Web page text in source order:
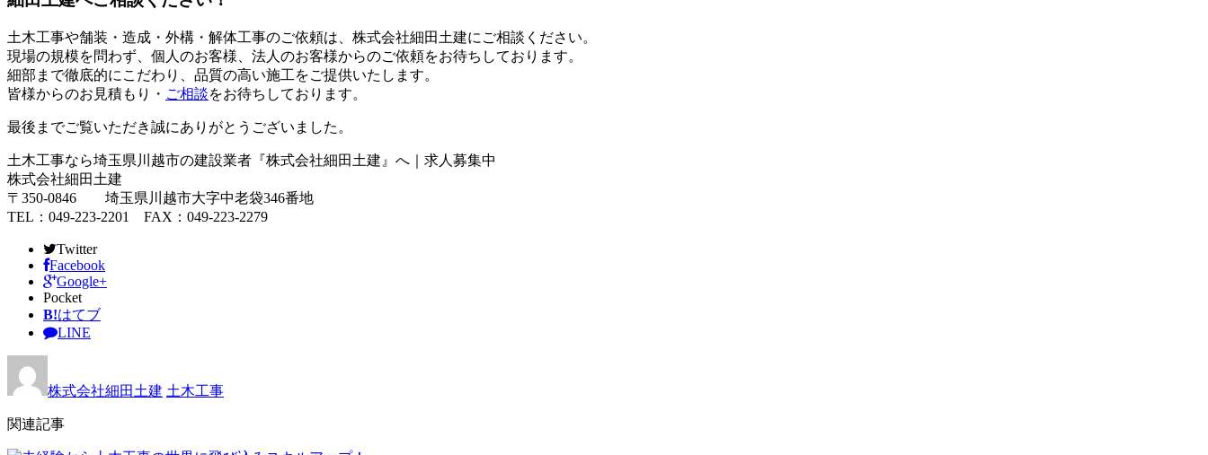
土木工事や舗装・造成・外構・解体工事のご依頼は、株式会社細田土建にご相談ください。
現場の規模を問わず、個人のお客様、法人のお客様からのご依頼をお待ちしております。
細部まで徹底的にこだわり、品質の高い施工をご提供いたします。
皆様からのお見積もり・ ご相談をお待ちしております。
最後までご覧いただき誠にありがとうございました。
土木工事なら埼玉県川越市の建設業者『株式会社細田土建』へ｜求人募集中
株式会社細田土建
〒350-0846 埼玉県川越市大字中老袋346番地
TEL：049-223-2201 FAX：049-223-2279
Twitter
Facebook
Google+
Pocket
B!はてブ
LINE
株式会社細田土建 土木工事
関連記事